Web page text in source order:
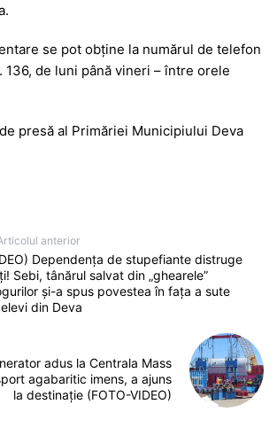
se pot obţine la numărul de telefon
136, de luni până vineri – între orele
presă al Primăriei Municipiului Deva
anterior
Dependența de stupefiante distruge
Sebi, tânărul salvat din „ghearele”
și-a spus povestea în fața a sute
din Deva
adus la Centrala Mass
agabaritic imens, a ajuns
la destinație (FOTO-VIDEO)